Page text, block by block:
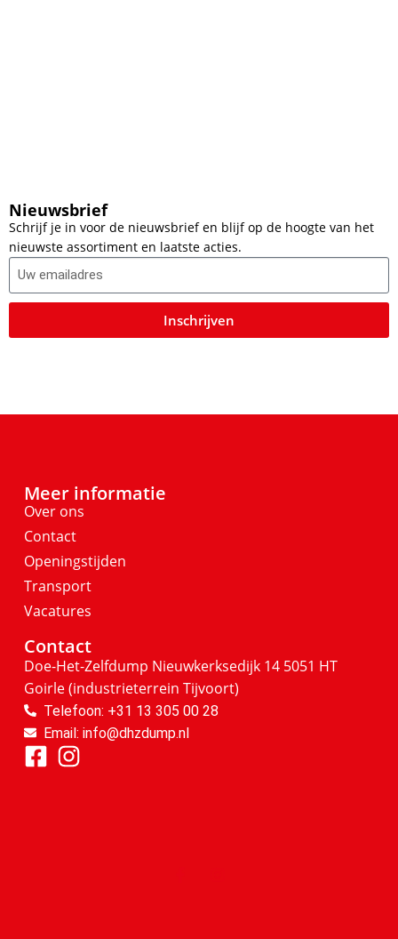
Nieuwsbrief
Schrijf je in voor de nieuwsbrief en blijf op de hoogte van het
nieuwste assortiment en laatste acties.
Inschrijven
Meer informatie
Over ons
Contact
Openingstijden
Transport
Vacatures
Contact
Doe-Het-Zelfdump Nieuwkerksedijk 14 5051 HT
Goirle(industrieterrein Tijvoort)
Telefoon: +31 13 305 00 28
Email: info@dhzdump.nl